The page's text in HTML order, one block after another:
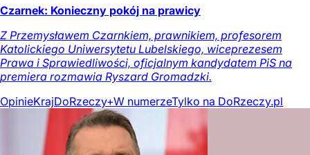
Czarnek: Konieczny pokój na prawicy
Z Przemysławem Czarnkiem, prawnikiem, profesorem
Katolickiego Uniwersytetu Lubelskiego, wiceprezesem
Prawa i Sprawiedliwości, oficjalnym kandydatem PiS na
premiera rozmawia Ryszard Gromadzki.
OpinieKrajDoRzeczy+W numerzeTylko na DoRzeczy.pl